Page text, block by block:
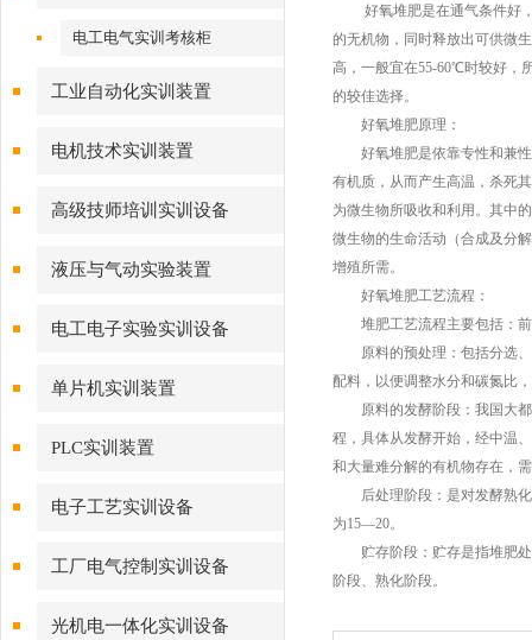
电工电气实训考核柜
工业自动化实训装置
电机技术实训装置
高级技师培训实训设备
液压与气动实验装置
电工电子实验实训设备
单片机实训装置
PLC实训装置
电子工艺实训设备
工厂电气控制实训设备
光机电一体化实训设备
好氧堆肥是在通气条件好，
的无机物，同时释放出可供微
高，一般宜在55-60℃时较好，
的较佳选择。
好氧堆肥原理：
好氧堆肥是依靠专性和兼性
有机质，从而产生高温，杀死
为微生物所吸收和利用。其中
微生物的生命活动（合成及分
增殖所需。
好氧堆肥工艺流程：
堆肥工艺流程主要包括：前
原料的预处理：包括分选、
配料，以便调整水分和碳氮比
原料的发酵阶段：我国大都
程，具体从发酵开始，经中温
和大量难分解的有机物存在，
后处理阶段：是对发酵熟化
为15—20。
贮存阶段：贮存是指堆肥处
阶段、熟化阶段。